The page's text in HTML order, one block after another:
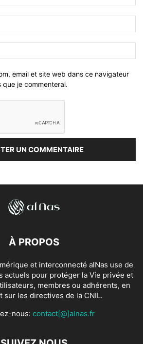
email et site web dans ce navigateur
je commenterai.
À PROPOS
et interconnecté alNas use de
actuels pour protéger la Vie privée et
membres ou adhérents, en
sur les directives de la CNIL.
nous: contact[@]alnas.fr